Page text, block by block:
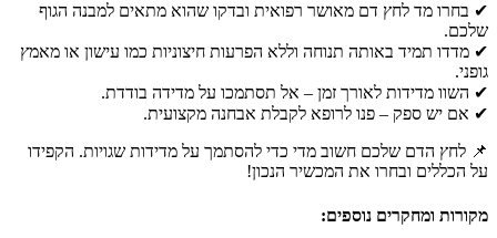
✔ בחרו מד לחץ דם מאושר רפואית ובדקו שהוא מתאים למבנה הגוף
שלכם.
✔ מדדו תמיד באותה תנוחה וללא הפרעות חיצוניות כמו עישון או מאמץ
גופני.
✔ השוו מדידות לאורך זמן – אל תסתמכו על מדידה בודדת.
✔ אם יש ספק – פנו לרופא לקבלת אבחנה מקצועית.
📌 לחץ הדם שלכם חשוב מדי כדי להסתמך על מדידות שגויות. הקפידו
על הכללים ובחרו את המכשיר הנכון!
מקורות ומחקרים נוספים: